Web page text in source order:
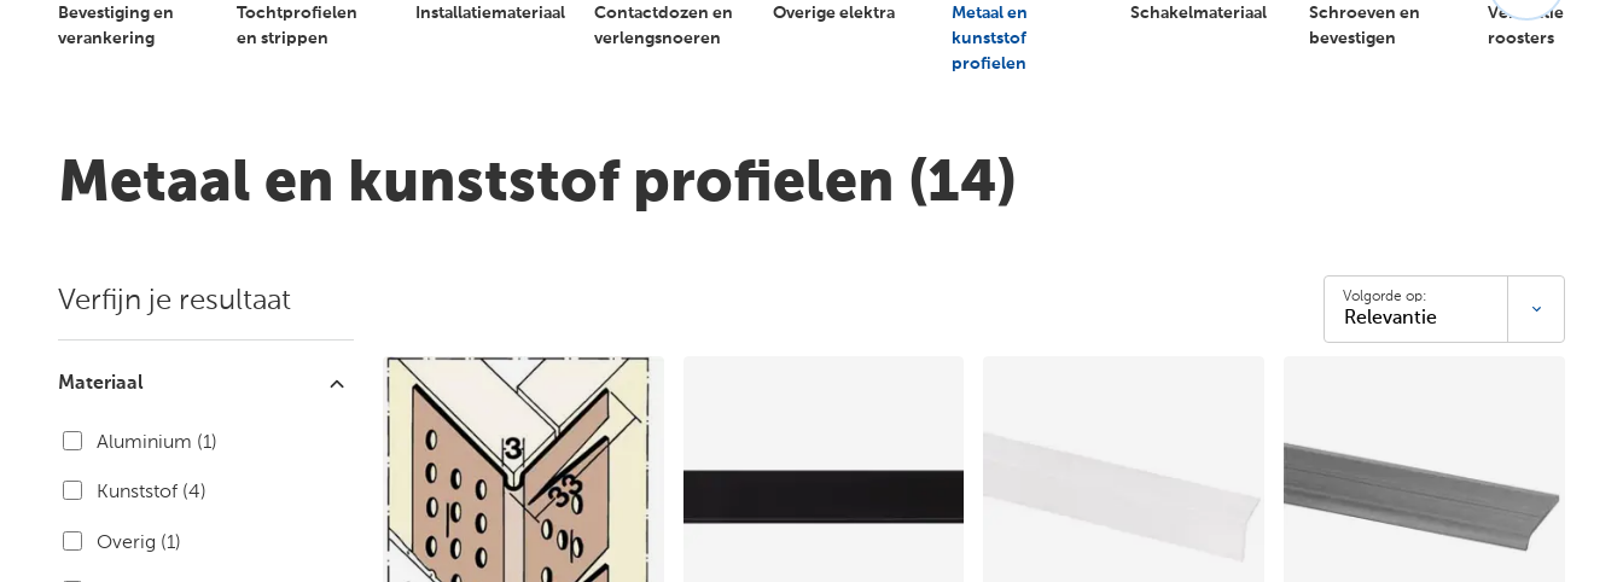
Vestiging en
Bevestiging en
verankering
Tochtprofielen
en strippen
Installatiemateriaal
Contactdozen en
verlengsnoeren
Overige elektra
Metaal en
kunststof
profielen
Schakelmateriaal
Schroeven en
bevestigen
Ventilatie en
roosters
Metaal en kunststof profielen (14)
Verfijn je resultaat
Materiaal
Aluminium (1)
Kunststof (4)
Overig (1)
Volgorde op: